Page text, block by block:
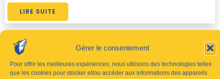
Gérer le consentement
Pour offrir les meilleures expériences, nous utilisons des technologies telles
que les cookies pour stocker et/ou accéder aux informations des appareils.
LIRE SUITE